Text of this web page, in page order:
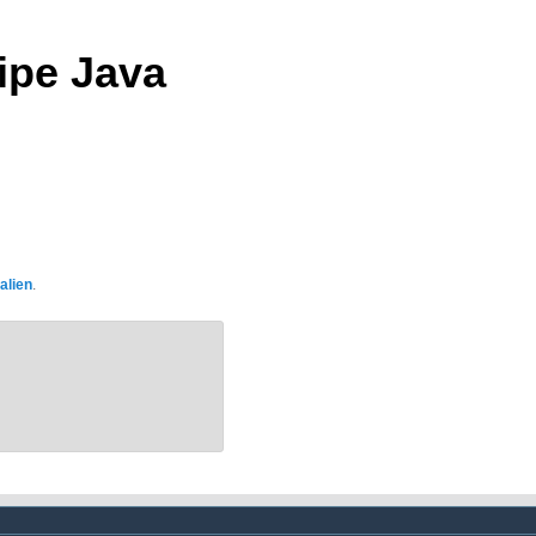
Java